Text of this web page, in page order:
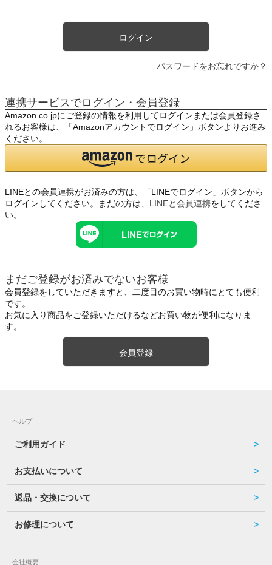
ログイン
パスワードをお忘れですか？
連携サービスでログイン・会員登録
Amazon.co.jpにご登録の情報を利用してログインまたは会員登録さ
れるお客様は、「Amazonアカウントでログイン」ボタンよりお進み
ください。
LINEとの会員連携がお済みの方は、「LINEでログイン」ボタンから
ログインしてください。まだの方は、 LINEと会員連携をしてくださ
い。
まだご登録がお済みでないお客様
会員登録をしていただきますと、二度目のお買い物時にとても便利
です。
お気に入り商品をご登録いただけるなどお買い物が便利になりま
す。
会員登録
ヘルプ
ご利用ガイド
お支払いについて
返品・交換について
お修理について
会社概要